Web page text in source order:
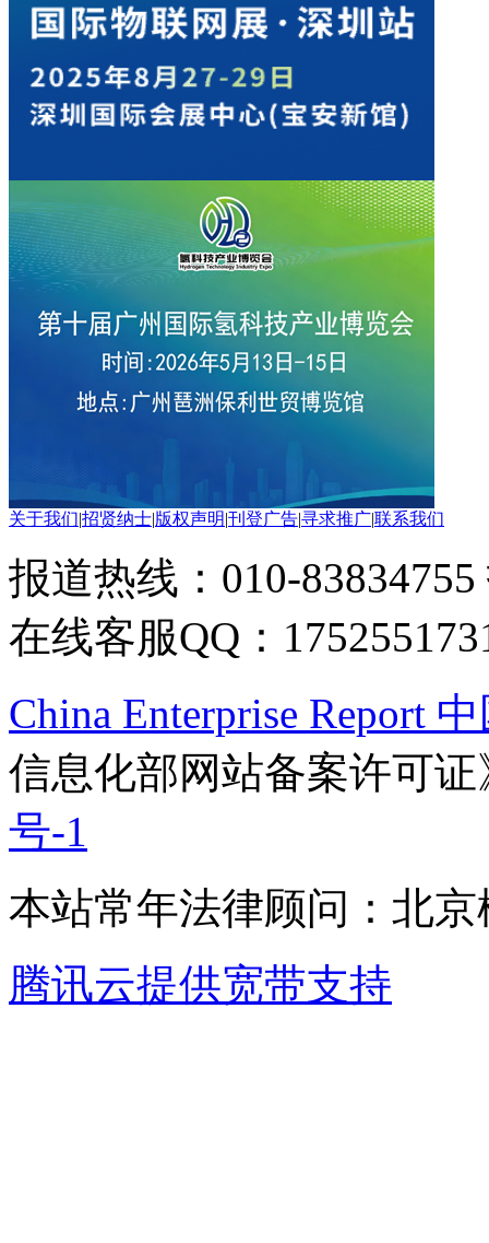
关于我们|招贤纳士|版权声明|刊登广告|寻求推广|联系我们
报道热线：010-83834755
在线客服QQ：
China Enterprise Report
信息化部网站备案许可
号-1
本站常年法律顾问：北
腾讯云提供宽带支持